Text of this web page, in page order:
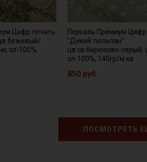
Цифр.печать
хл-100%,
Перкаль Премиум
"Дикий тюльпан"
цв.св.бирюзово-серый,
хл-100%, 140гр/м.кв
850 руб.
ПОСМОТРЕТЬ